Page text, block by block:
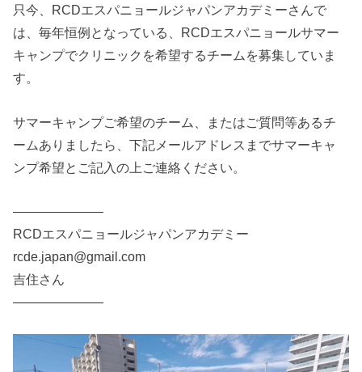
只今、RCDエスパニョールジャパンアカデミーさんで
は、毎年恒例となっている、RCDエスパニョールサマー
キャンプでクリニックを希望するチームを募集していま
す。
サマーキャンプご希望のチーム、またはご質問等あるチ
ームありましたら、下記メールアドレスまでサマーキャ
ンプ希望とご記入の上ご連絡ください。
———————
RCDエスパニョールジャパンアカデミー
rcde.japan@gmail.com
吉住さん
———————